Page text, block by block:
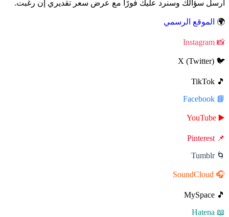
أرسل سؤالك وسنرد عليك فورًا مع عرض سعر تقديري إن رغبت.
🌍 الموقع الرسمي
📸 Instagram
🐦 X (Twitter)
🎵 TikTok
📘 Facebook
▶️ YouTube
📌 Pinterest
🌀 Tumblr
🎧 SoundCloud
🎵 MySpace
📖 Hatena